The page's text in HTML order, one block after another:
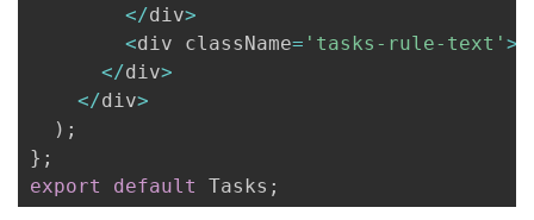
</div>
<div className= 'tasks-rule-text' >
</div>
</div>
) ;
} ;
export
default Tasks ;